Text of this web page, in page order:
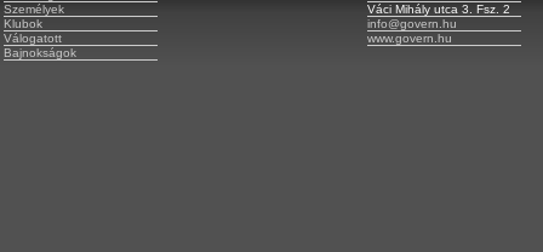
Személyek
Klubok
Válogatott
Bajnokságok
Váci Mihály utca 3. Fsz. 2
info@govern.hu
www.govern.hu